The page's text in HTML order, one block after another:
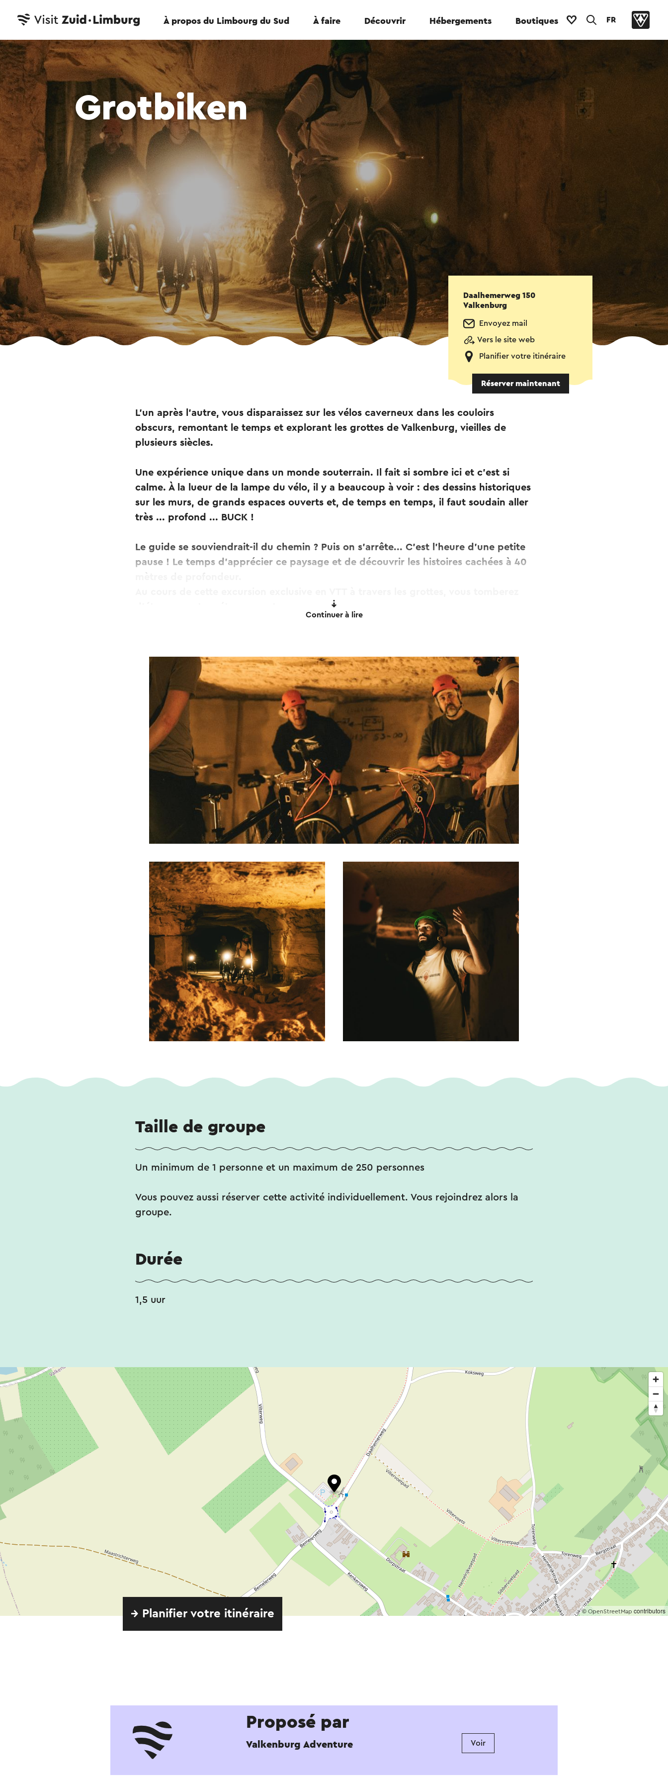
À propos du Limbourg du Sud À faire Découvrir Hébergements Boutiques FR
Grotbiken
Daalhemerweg 150
Valkenburg
Envoyez mail
Vers le site web
Planifier votre itinéraire
Réserver maintenant
L'un après l'autre, vous disparaissez sur les vélos caverneux dans les couloirs
obscurs, remontant le temps et explorant les grottes de Valkenburg, vieilles de
plusieurs siècles.
Une expérience unique dans un monde souterrain. Il fait si sombre ici et c'est si
calme. À la lueur de la lampe du vélo, il y a beaucoup à voir : des dessins historiques
sur les murs, de grands espaces ouverts et, de temps en temps, il faut soudain aller
très ... profond ... BUCK !
Le guide se souviendrait-il du chemin ? Puis on s'arrête... C'est l'heure d'une petite
pause ! Le temps d'apprécier ce paysage et de découvrir les histoires cachées à 40
Continuer à lire
Taille de groupe
Un minimum de 1 personne et un maximum de 250 personnes
Vous pouvez aussi réserver cette activité individuellement. Vous rejoindrez alors la
groupe.
Durée
1,5 uur
©OpenStreetMap contributors
→ Planifier votre itinéraire
Proposé par
Valkenburg Adventure Voir